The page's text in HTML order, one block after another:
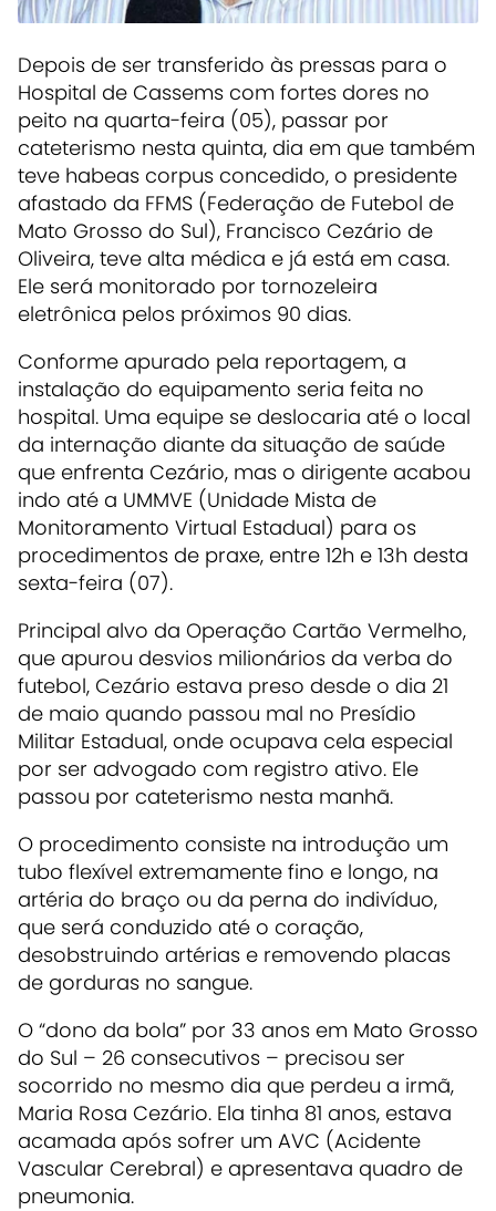
Depois de ser transferido às pressas para o
Hospital de Cassems com fortes dores no
peito na quarta-feira (05), passar por
cateterismo nesta quinta, dia em que também
teve habeas corpus concedido, o presidente
afastado da FFMS (Federação de Futebol de
Mato Grosso do Sul), Francisco Cezário de
Oliveira, teve alta médica e já está em casa.
Ele será monitorado por tornozeleira
eletrônica pelos próximos 90 dias.
Conforme apurado pela reportagem, a
instalação do equipamento seria feita no
hospital. Uma equipe se deslocaria até o local
da internação diante da situação de saúde
que enfrenta Cezário, mas o dirigente acabou
indo até a UMMVE (Unidade Mista de
Monitoramento Virtual Estadual) para os
procedimentos de praxe, entre 12h e 13h desta
sexta-feira (07).
Principal alvo da Operação Cartão Vermelho,
que apurou desvios milionários da verba do
futebol, Cezário estava preso desde o dia 21
de maio quando passou mal no Presídio
Militar Estadual, onde ocupava cela especial
por ser advogado com registro ativo. Ele
passou por cateterismo nesta manhã.
O procedimento consiste na introdução um
tubo flexível extremamente fino e longo, na
artéria do braço ou da perna do indivíduo,
que será conduzido até o coração,
desobstruindo artérias e removendo placas
de gorduras no sangue.
O “dono da bola” por 33 anos em Mato Grosso
do Sul – 26 consecutivos – precisou ser
socorrido no mesmo dia que perdeu a irmã,
Maria Rosa Cezário. Ela tinha 81 anos, estava
acamada após sofrer um AVC (Acidente
Vascular Cerebral) e apresentava quadro de
pneumonia.